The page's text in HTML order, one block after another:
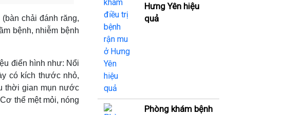
chải đánh răng,
bệnh, nhiễm bệnh
điển hình như: Nổi
có kích thước nhỏ,
thời gian mụn nước
thể mệt mỏi, nóng
Hưng Yên hiệu
quả
Phòng khám bệnh